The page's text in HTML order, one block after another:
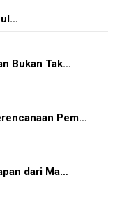
Bukan Tak…
Pem…
dari Ma…